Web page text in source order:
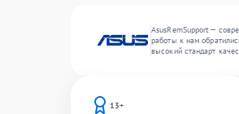
AsusRemSupport —
работы к нам
высокий стандарт
13+